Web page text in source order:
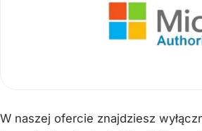
W naszej ofercie znajdziesz